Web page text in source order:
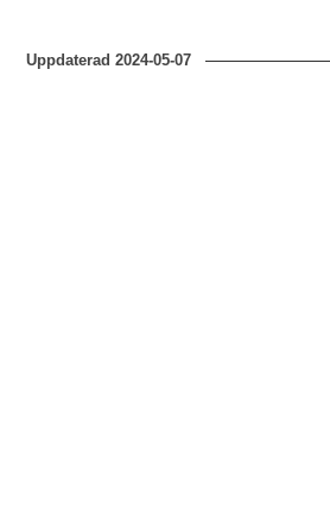
Uppdaterad2024-05-07